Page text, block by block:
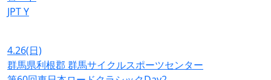
JPTY
4.26(日)
群馬県利根郡 群馬サイクルスポーツセンター